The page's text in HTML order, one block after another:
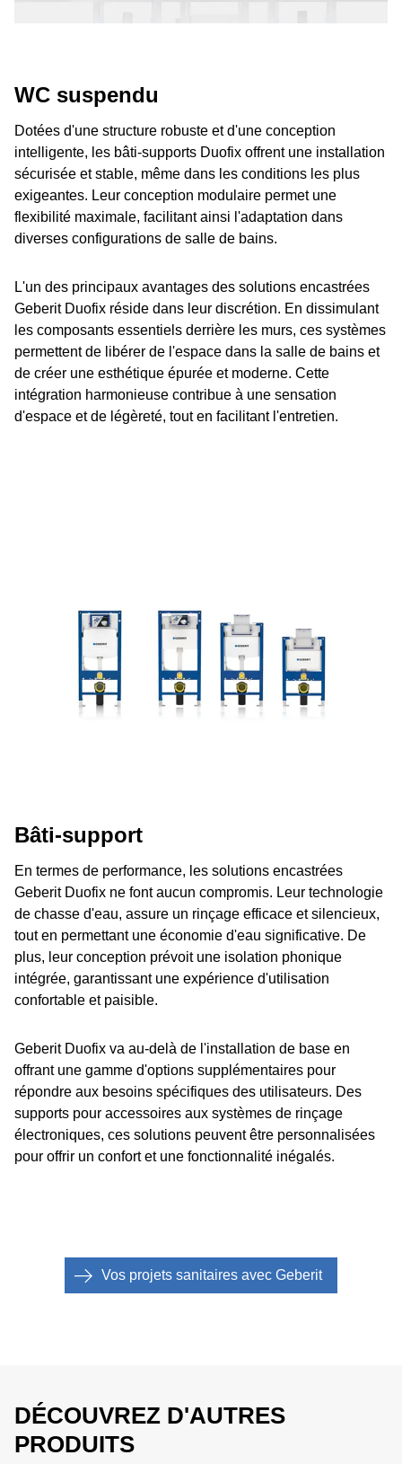
WC suspendu
Dotées d'une structure robuste et d'une conception
intelligente, les bâti-supports Duofix offrent une installation
sécurisée et stable, même dans les conditions les plus
exigeantes. Leur conception modulaire permet une
flexibilité maximale, facilitant ainsi l'adaptation dans
diverses configurations de salle de bains.
L'un des principaux avantages des solutions encastrées
Geberit Duofix réside dans leur discrétion. En dissimulant
les composants essentiels derrière les murs, ces systèmes
permettent de libérer de l'espace dans la salle de bains et
de créer une esthétique épurée et moderne. Cette
intégration harmonieuse contribue à une sensation
d'espace et de légèreté, tout en facilitant l'entretien.
Bâti-support
En termes de performance, les solutions encastrées
Geberit Duofix ne font aucun compromis. Leur technologie
de chasse d'eau, assure un rinçage efficace et silencieux,
tout en permettant une économie d'eau significative. De
plus, leur conception prévoit une isolation phonique
intégrée, garantissant une expérience d'utilisation
confortable et paisible.
Geberit Duofix va au-delà de l'installation de base en
offrant une gamme d'options supplémentaires pour
répondre aux besoins spécifiques des utilisateurs. Des
supports pour accessoires aux systèmes de rinçage
électroniques, ces solutions peuvent être personnalisées
pour offrir un confort et une fonctionnalité inégalés.
Vos projets sanitaires avec Geberit
DÉCOUVREZ D'AUTRES
PRODUITS